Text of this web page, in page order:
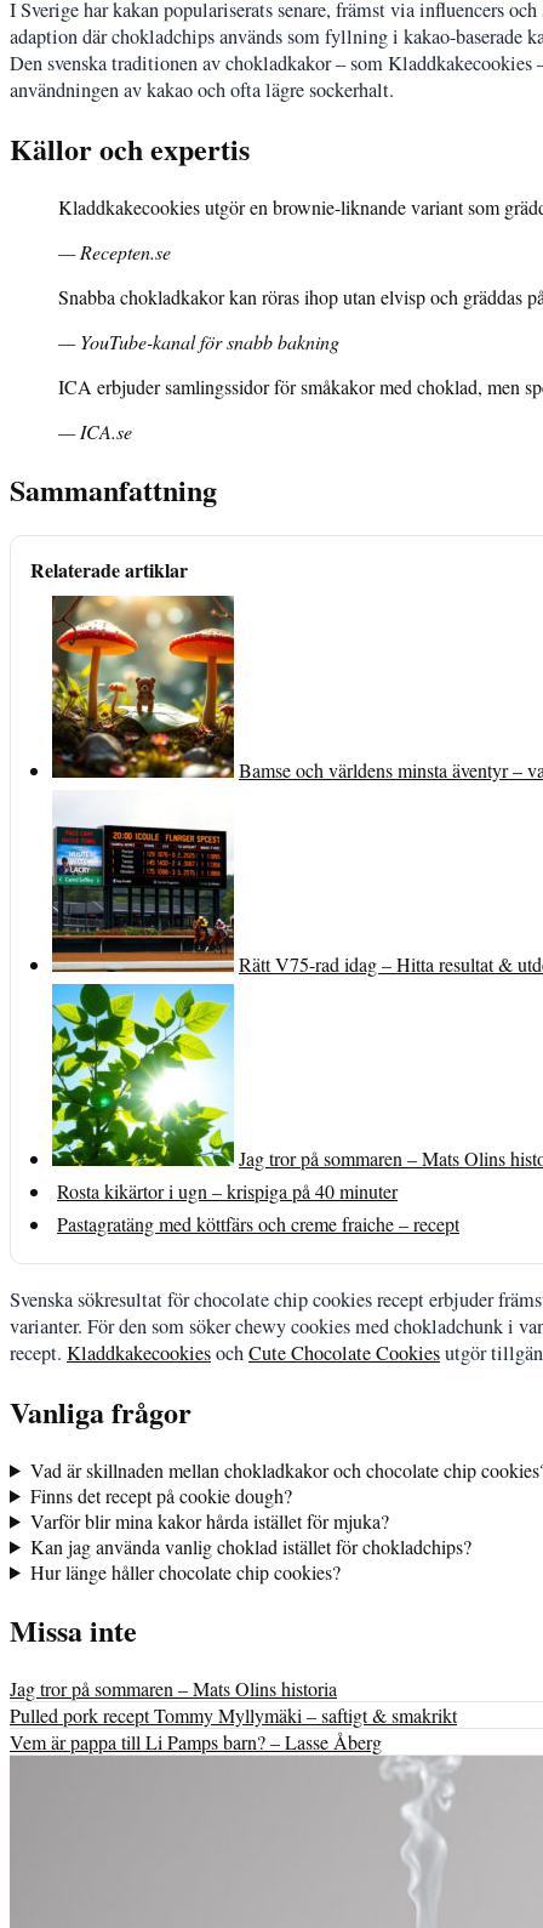
I Sverige har kakan populariserats senare, främst via influencers
adaption där chokladchips används som fyllning i kakao-baserade
Den svenska traditionen av chokladkakor – som
användningen av kakao och ofta lägre sockerhalt.
Källor och expertis
Kladdkakecookies utgör en brownie-liknande variant som
— Recepten.se
Snabba chokladkakor kan röras ihop utan elvisp och gräddas
— YouTube-kanal för snabb bakning
ICA erbjuder samlingssidor för småkakor med choklad, men
— ICA.se
Sammanfattning
Relaterade artiklar
Bamse och världens minsta äventyr –
Rätt V75-rad idag – Hitta resultat &
Jag tror på sommaren – Mats Olins
Rosta kikärtor i ugn – krispiga på 40 minuter
Pastagratäng med köttfärs och creme fraiche – recept
Svenska sökresultat för chocolate chip cookies recept erbjuder
varianter. För den som söker chewy cookies med chokladchunk i
recept. KladdkakecookiesochCute Chocolate Cookiesutgör
Vanliga frågor
Vad är skillnaden mellan chokladkakor och chocolate chip
Finns det recept på cookie dough?
Varför blir mina kakor hårda istället för mjuka?
Kan jag använda vanlig choklad istället för chokladchips?
Hur länge håller chocolate chip cookies?
Missa inte
Jag tror på sommaren – Mats Olins historia
Pulled pork recept Tommy Myllymäki – saftigt & smakrikt
Vem är pappa till Li Pamps barn? – Lasse Åberg